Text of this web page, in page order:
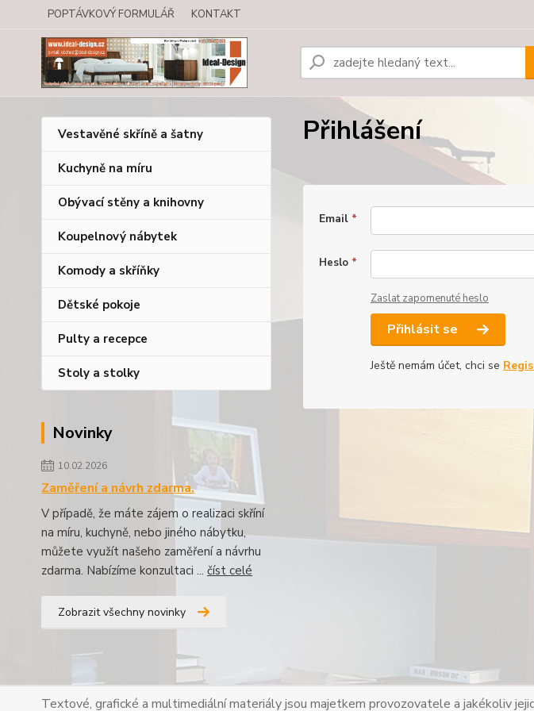
POPTÁVKOVÝ FORMULÁŘ KONTAKT
Vestavěné skříně a šatny
Kuchyně na míru
Obývací stěny a knihovny
Koupelnový nábytek
Komody a skříňky
Dětské pokoje
Pulty a recepce
Stoly a stolky
Novinky
10.02.2026
Zaměření a návrh zdarma.
V případě, že máte zájem o realizaci skříní
na míru, kuchyně, nebo jiného nábytku,
můžete využít našeho zaměření a návrhu
zdarma. Nabízíme konzultaci ... číst celé
Zobrazit všechny novinky
Přihlášení
Email *
Heslo *
Zaslat zapomenuté heslo
Přihlásit se
Ještě nemám účet, chci se
Textové, grafické a multimediální materiály jsou majetkem provozovatele a jakékoliv